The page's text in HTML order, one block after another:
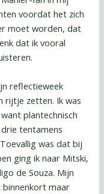
voordat het zich
moet worden, dat
dat ik vooral
reflectieweek
rijtje zetten. Ik was
plantechnisch
tentamens
was dat bij
ging ik naar Mitski,
de Souza. Mijn
binnenkort maar